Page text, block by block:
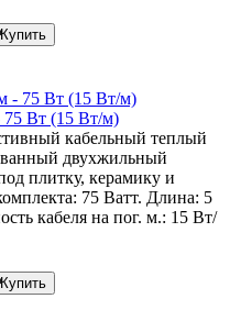
Купить
Вт (15 Вт/м)
кабельный теплый
двухжильный
плитку, керамику и
75 Ватт. Длина: 5
кабеля на пог. м.: 15 Вт/
Купить